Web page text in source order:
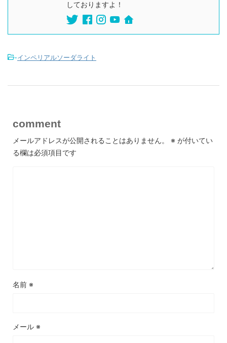
しておりますよ！
-インペリアルソーダライト
comment
メールアドレスが公開されることはありません。 ※ が付いてい
る欄は必須項目です
名前 ※
メール ※